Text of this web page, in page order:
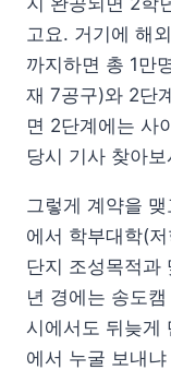
고요. 거기에 해
까지하면 총 1만
재 7공구)와 2단
면 2단계에는 사
당시 기사 찾아
그렇게 계약을
에서 학부대학(
단지 조성목적과
년 경에는 송도
시에서도 뒤늦게
에서 누굴 보내